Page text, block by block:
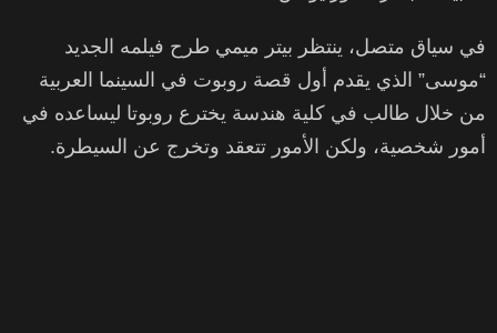
في سياق متصل، ينتظر بيتر ميمي طرح فيلمه الجديد
“موسى” الذي يقدم أول قصة روبوت في السينما العربية
من خلال طالب في كلية هندسة يخترع روبوتا ليساعده في
أمور شخصية، ولكن الأمور تتعقد وتخرج عن السيطرة.